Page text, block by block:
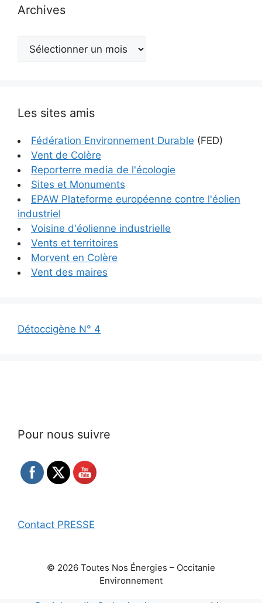
Archives
Archives
Les sites amis
Fédération Environnement Durable (FED)
Vent de Colère
Reporterre media de l'écologie
Sites et Monuments
EPAW Plateforme européenne contre l'éolien
industriel
Voisine d'éolienne industrielle
Vents et territoires
Morvent en Colère
Vent des maires
Détoccigène N° 4
Pour nous suivre
Contact PRESSE
© 2026 Toutes Nos Énergies – Occitanie
Environnement